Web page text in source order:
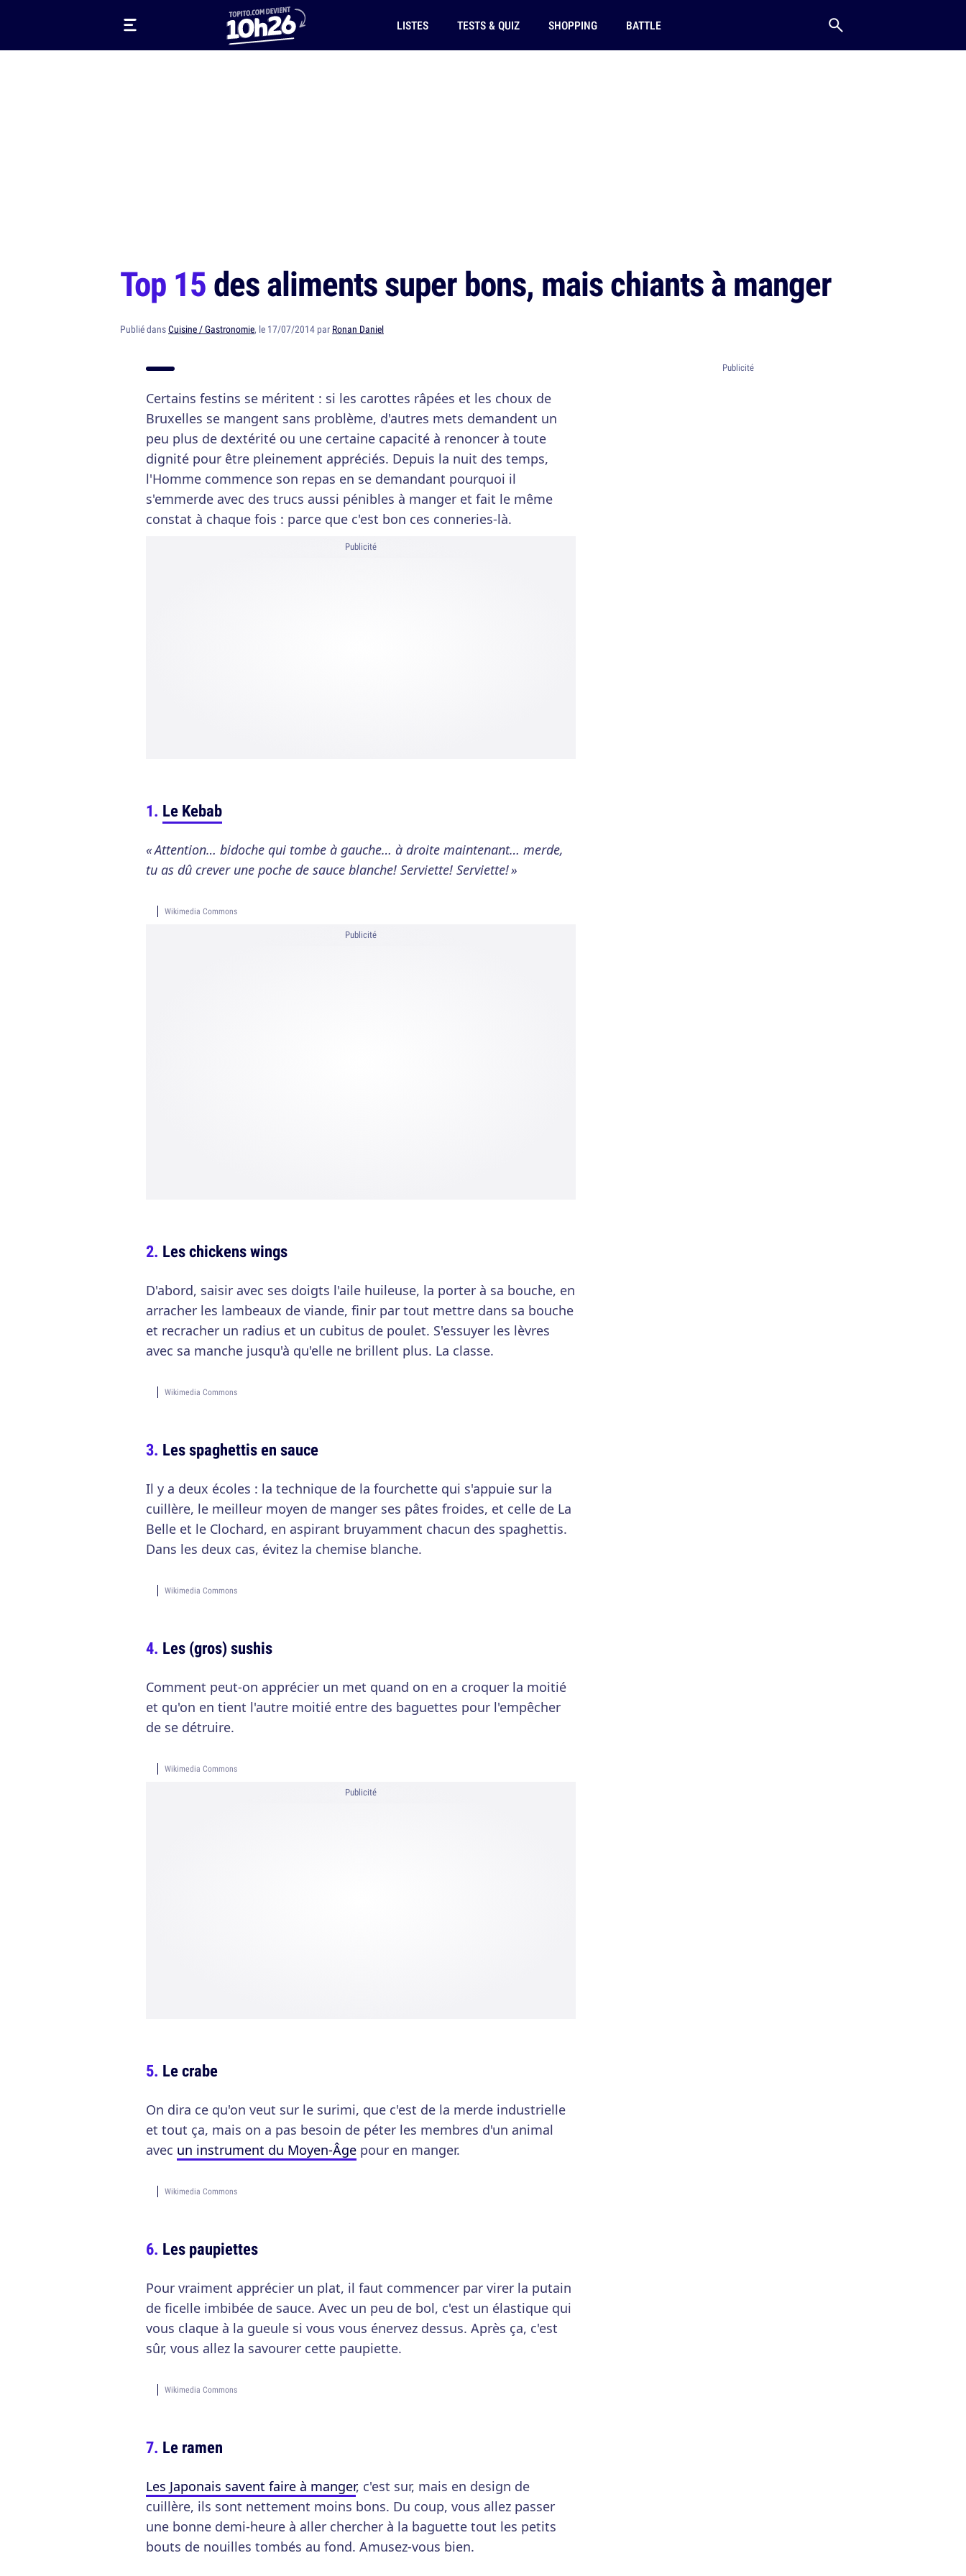
LISTES TESTS & QUIZ SHOPPING BATTLE
Top 15des aliments super bons, mais chiants à manger
Publié dansCuisine / Gastronomie, le 17/07/2014 par Ronan Daniel
Certains festins se méritent : si les carottes râpées et les choux de
Bruxelles se mangent sans problème, d'autres mets demandent un
peu plus de dextérité ou une certaine capacité à renoncer à toute
dignité pour être pleinement appréciés. Depuis la nuit des temps,
l'Homme commence son repas en se demandant pourquoi il
s'emmerde avec des trucs aussi pénibles à manger et fait le même
constat à chaque fois : parce que c'est bon ces conneries-là.
Publicité
Le Kebab
« Attention… bidoche qui tombe à gauche… à droite maintenant… merde,
tu as dû crever une poche de sauce blanche! Serviette! Serviette! »
Wikimedia Commons
Publicité
Les chickens wings
D'abord, saisir avec ses doigts l'aile huileuse, la porter à sa bouche, en
arracher les lambeaux de viande, finir par tout mettre dans sa bouche
et recracher un radius et un cubitus de poulet. S'essuyer les lèvres
avec sa manche jusqu'à qu'elle ne brillent plus. La classe.
Wikimedia Commons
Les spaghettis en sauce
Il y a deux écoles : la technique de la fourchette qui s'appuie sur la
cuillère, le meilleur moyen de manger ses pâtes froides, et celle de La
Belle et le Clochard, en aspirant bruyamment chacun des spaghettis.
Dans les deux cas, évitez la chemise blanche.
Wikimedia Commons
Les (gros) sushis
Comment peut-on apprécier un met quand on en a croquer la moitié
et qu'on en tient l'autre moitié entre des baguettes pour l'empêcher
de se détruire.
Wikimedia Commons
Publicité
Le crabe
On dira ce qu'on veut sur le surimi, que c'est de la merde industrielle
et tout ça, mais on a pas besoin de péter les membres d'un animal
avec un instrument du Moyen-Âge pour en manger.
Wikimedia Commons
Les paupiettes
Pour vraiment apprécier un plat, il faut commencer par virer la putain
de ficelle imbibée de sauce. Avec un peu de bol, c'est un élastique qui
vous claque à la gueule si vous vous énervez dessus. Après ça, c'est
sûr, vous allez la savourer cette paupiette.
Wikimedia Commons
Le ramen
Les Japonais savent faire à manger, c'est sur, mais en design de
cuillère, ils sont nettement moins bons. Du coup, vous allez passer
une bonne demi-heure à aller chercher à la baguette tout les petits
bouts de nouilles tombés au fond. Amusez-vous bien.